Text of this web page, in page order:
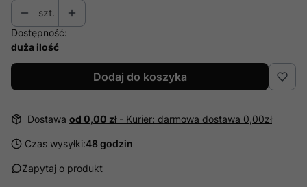
szt.
Dostępność:
duża ilość
Dodaj do koszyka
Dostawa od 0,00 zł - Kurier: darmowa dostawa 0,00zł
Czas wysyłki:48 godzin
Zapytaj o produkt